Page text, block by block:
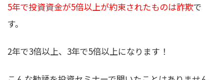
5年で投資資金が5倍以上が約束されたものは詐欺で
す。
2年で3倍以上、3年で5倍以上になります！